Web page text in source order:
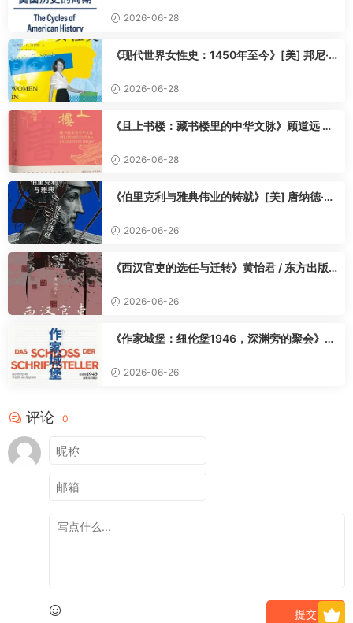
辨、战争共同熔炼的时代答案。
——————————
读本差异化：艺术联动政治，通俗纠偏必读
一键修正美术课本多年片面文艺复兴认知。
联动名画背后史实：拆解《蒙娜丽莎》绑定商贸奴隶资本、宗教
画作暗藏教廷管控、雕塑共和理想败给强权政治，图文对照解
读。行文通俗无学术晦涩感，兼顾艺术赏析、政治博弈、社会民
生三重维度。
原版荣获《泰晤士报》年度历史好书，业内公认新时代标杆研
究。
看完再看文艺复兴名画，读懂画面之下，藏着的欲望与博弈。
——————————
2025欧洲史重磅，文艺复兴纠偏之作
中国友谊出版公司2025年10月全新译本，后浪出品。
打通艺术史、城邦政治史、金融社会史、文明交融史四维视角，
重构大众近代欧洲认知。看懂意大利这座文明熔炉，就能看懂西
方现代性、审美、政体、价值观的原生起源。
适合艺术文史爱好者、欧洲史读者、美育思辨人群、后浪社科书
友，想要打破课本史观、深度读近代西方的读者。
所有璀璨文明皆炼自混沌，极致光芒之下，必有深藏的幽暗✨
2026-06-28
《现代世界女性史：1450年至今》[美] 邦尼·
2025-10
2026-06-28
《且上书楼：藏书楼里的中华文脉》顾道远 鲁
苏凤凰美术出版社 / 2025-9
2026-06-28
《伯里克利与雅典伟业的铸就》[美] 唐纳德·卡
2026-06-26
《西汉官吏的选任与迁转》黄怡君 / 东方出版
2026-06-26
《作家城堡：纽伦堡1946，深渊旁的聚会》
25-92026-06-26
评论 0
提交